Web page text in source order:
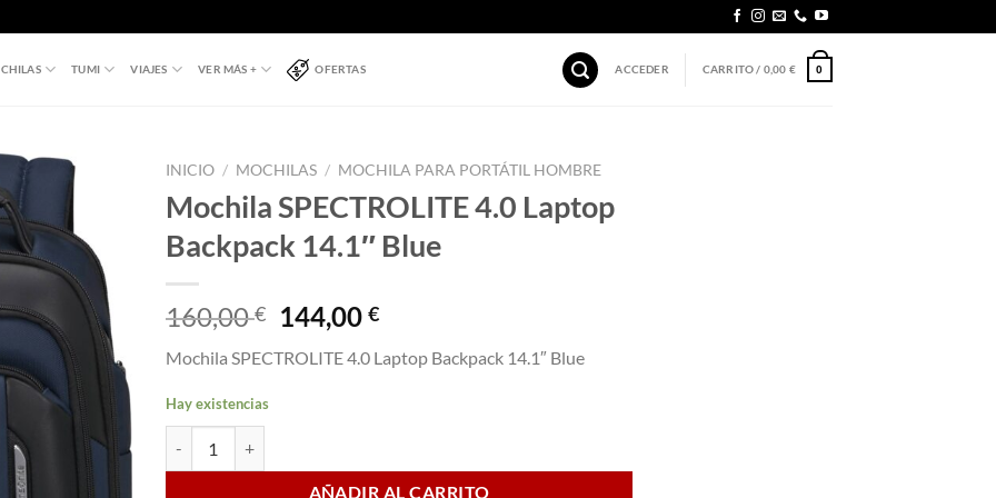
TUMI VIAJES VER MÁS + OFERTAS ACCEDER CARRITO / 0,00 € 0
INICIO / MOCHILAS / MOCHILA PARA PORTÁTIL HOMBRE
Mochila SPECTROLITE 4.0 Laptop
Backpack 14.1″ Blue
160,00€
El
precio
original
144,00€El
actual
Mochila SPECTROLITE 4.0 Laptop Backpack 14.1″ Blue
Hay existencias
AÑADIR AL CARRITO